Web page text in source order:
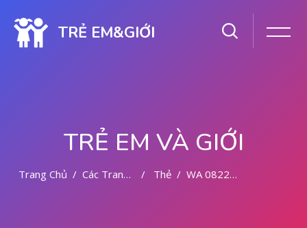
TRẺ EM&GIỚI
TRẺ EM VÀ GIỚI
Trang Chủ Các Trang Của Hệ Thống Thẻ WA 082225111710 KLINIK ABORSI DI PONTIANAK